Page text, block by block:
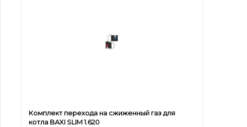
Комплект перехода на сжиженный газ для
котла BAXI SLIM 1.620